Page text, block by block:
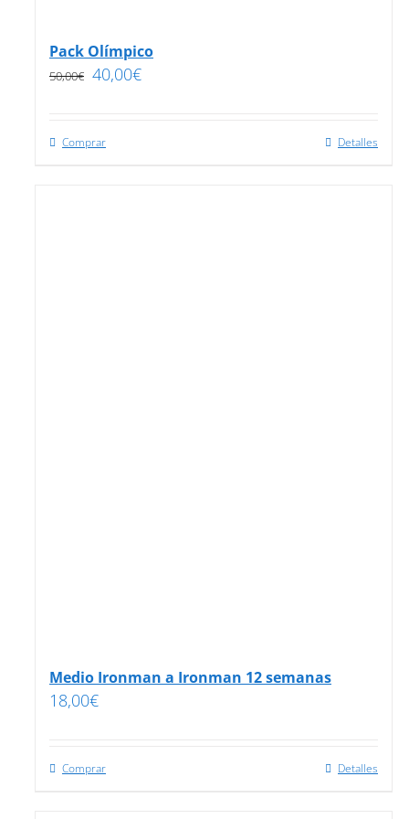
Pack Olímpico
50,00€ 40,00€
Comprar Detalles
Medio Ironman a Ironman 12 semanas
18,00€
Comprar Detalles